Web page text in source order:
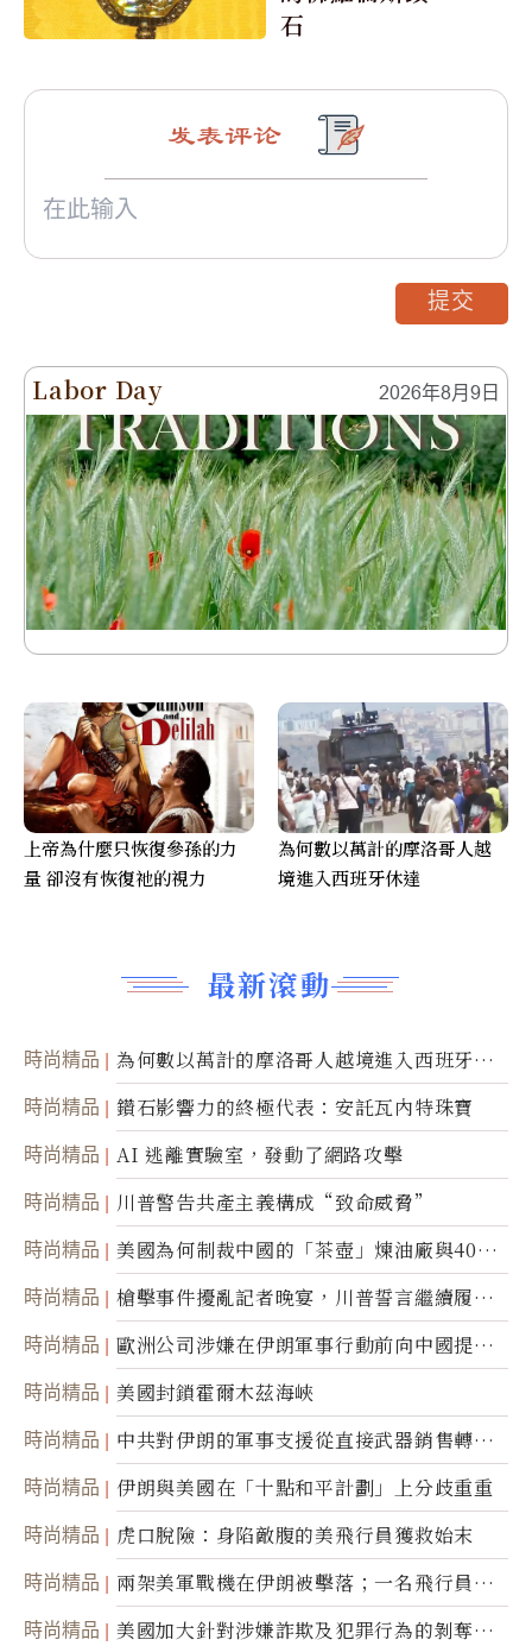
石
Labor Day 2026年8月9日
最新滾動
時尚精品
為何數以萬計的摩洛哥人越境進入西班牙休
達
時尚精品 鑽石影響力的終極代表：安託瓦內特珠寶
時尚精品 AI 逃離實驗室，發動了網路攻擊
時尚精品 川普警告共產主義構成“致命威脅”
時尚精品
美國為何制裁中國的「茶壺」煉油廠與40家
航運公司
時尚精品
槍擊事件擾亂記者晚宴，川普誓言繼續履行
職責
時尚精品
歐洲公司涉嫌在伊朗軍事行動前向中國提供
美軍基地的衛星影像
時尚精品 美國封鎖霍爾木茲海峽
時尚精品
中共對伊朗的軍事支援從直接武器銷售轉向
間接技術轉讓
時尚精品 伊朗與美國在「十點和平計劃」上分歧重重
時尚精品 虎口脫險：身陷敵腹的美飛行員獲救始末
時尚精品
兩架美軍戰機在伊朗被擊落；一名飛行員失
蹤
時尚精品
美國加大針對涉嫌詐欺及犯罪行為的剝奪公
发表评论
提交
上帝為什麼只恢復參孫的力
量 卻沒有恢復祂的視力
為何數以萬計的摩洛哥人越
境進入西班牙休達